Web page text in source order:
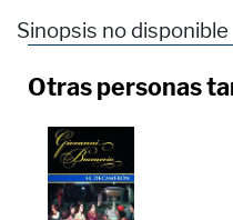
Sinopsis no disponible
Otras personas